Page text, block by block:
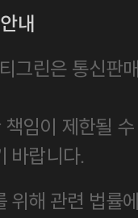
내
그린은 통신판
임이 제한될
바랍니다.
위해 관련 법률